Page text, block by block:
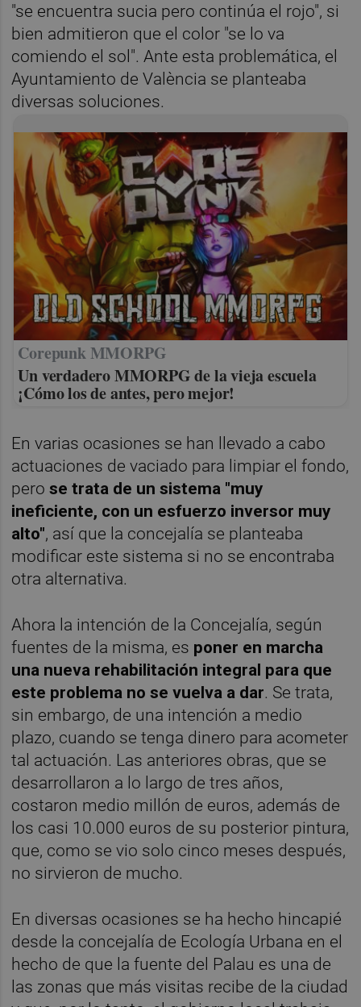
"se encuentra sucia pero continúa el rojo", si
bien admitieron que el color "se lo va
comiendo el sol". Ante esta problemática, el
Ayuntamiento de València se planteaba
diversas soluciones.
Corepunk MMORPG
Un verdadero MMORPG de la vieja escuela
¡Cómo los de antes, pero mejor!
En varias ocasiones se han llevado a cabo
actuaciones de vaciado para limpiar el fondo,
perose trata de un sistema "muy
ineficiente, con un esfuerzo inversor muy
alto", así que la concejalía se planteaba
modificar este sistema si no se encontraba
otra alternativa.
Ahora la intención de la Concejalía, según
fuentes de la misma, es poner en marcha
una nueva rehabilitación integral para que
este problema no se vuelva a dar. Se trata,
sin embargo, de una intención a medio
plazo, cuando se tenga dinero para acometer
tal actuación. Las anteriores obras, que se
desarrollaron a lo largo de tres años,
costaron medio millón de euros, además de
los casi 10.000 euros de su posterior pintura,
que, como se vio solo cinco meses después,
no sirvieron de mucho.
En diversas ocasiones se ha hecho hincapié
desde la concejalía de Ecología Urbana en el
hecho de que la fuente del Palau es una de
las zonas que más visitas recibe de la ciudad